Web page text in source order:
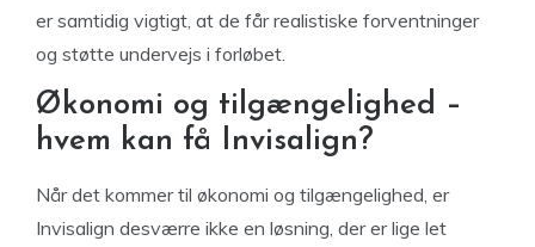
er samtidig vigtigt, at de får realistiske forventninger
og støtte undervejs i forløbet.
Økonomi og tilgængelighed –
hvem kan få Invisalign?
Når det kommer til økonomi og tilgængelighed, er
Invisalign desværre ikke en løsning, der er lige let